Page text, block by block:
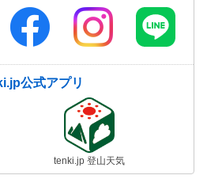
公式アプリ
tenki.jp 登山天気